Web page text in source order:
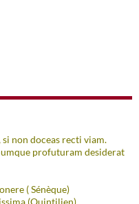
non doceas recti viam.
profuturam desiderat
( Sénèque)